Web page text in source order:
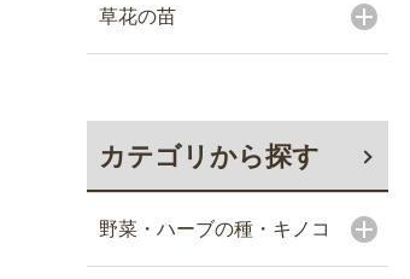
草花の苗
カテゴリから探す
野菜・ハーブの種・キノコ